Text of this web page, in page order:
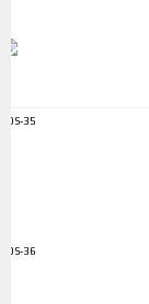
ADS-35
ADS-36